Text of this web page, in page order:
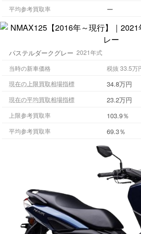
平均参考買取率 ー
パステルダークグレー 2021年式
当時の新車価格
現在の上限買取相場指標
34.8万円
現在の平均買取相場指標 23.2万円
上限参考買取率 103.9％
平均参考買取率 69.3％